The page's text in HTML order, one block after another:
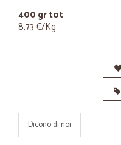
400 gr tot
8,73 €/Kg
Dicono di noi